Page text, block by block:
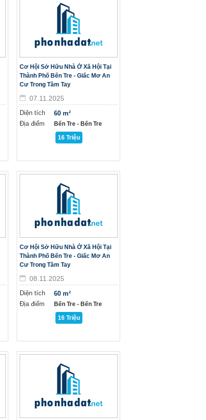
Cơ Hội Sở Hữu Nhà Ở Xã Hội Tại
Thành Phố Bến Tre - Giấc Mơ An
Cư Trong Tầm Tay
07.11.2025
Diện tích
Địa điểm
60 m²
Bến Tre - Bến Tre
16 Triệu
Cơ Hội Sở Hữu Nhà Ở Xã Hội Tại
Thành Phố Bến Tre - Giấc Mơ An
Cư Trong Tầm Tay
08.11.2025
Diện tích
Địa điểm
60 m²
Bến Tre - Bến Tre
16 Triệu